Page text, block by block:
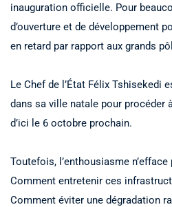
inauguration officielle. Pour
d’ouverture et de développement
en retard par rapport aux grands
Le Chef de l’État Félix Tshisekedi
dans sa ville natale pour procéder
d’ici le 6 octobre prochain.
Toutefois, l’enthousiasme
Comment entretenir ces
Comment éviter une dégradation